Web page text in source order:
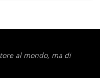
al mondo, ma di